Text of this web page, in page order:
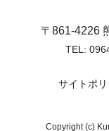
〒861-4226
TEL:
サイトポ
Copyright (c)